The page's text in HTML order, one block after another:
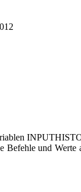
Befehle und